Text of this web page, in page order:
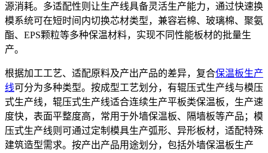
源消耗。多适配性则让生产线具备灵活生产能力，通过快速换
模系统可在短时间内切换芯材类型，兼容岩棉、玻璃棉、聚氨
酯、EPS颗粒等多种保温材料，实现不同性能板材的批量生
产。
根据加工工艺、适配原料及产出产品的差异，复合保温板生产
线可分为多种类型。按成型工艺划分，有辊压式生产线与模压
式生产线，辊压式生产线适合连续生产平板类保温板，生产速
度快，表面平整度高，常用于外墙保温板、隔墙板等产品；模
压式生产线则可通过定制模具生产弧形、异形板材，适配特殊
建筑造型需求。按产出产品用途划分，包括外墙保温板生产